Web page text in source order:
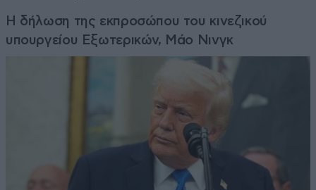
Η δήλωση της εκπροσώπου του κινεζικού
υπουργείου Εξωτερικών, Μάο Νινγκ